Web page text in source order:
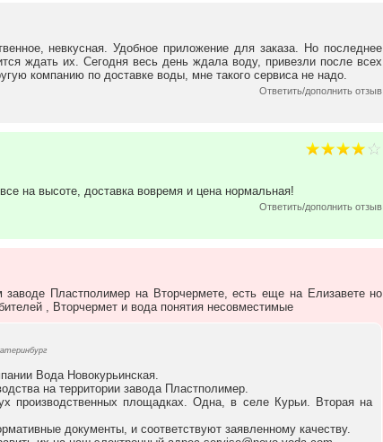
невкусная. Удобное приложение для заказа. Но последнее
ждать их. Сегодня весь день ждала воду, привезли после всех
компанию по доставке воды, мне такого сервиса не надо.
Ответить/дополнить отзыв
на высоте, доставка вовремя и цена нормальная!
Ответить/дополнить отзыв
заводе Пластполимер на Вторчермете, есть еще на Елизавете но
, Вторчермет и вода понятия несовместимые
Вода Новокурьинская.
на территории завода Пластполимер.
производственных площадках. Одна, в селе Курьи. Вторая на
документы, и соответствуют заявленному качеству.